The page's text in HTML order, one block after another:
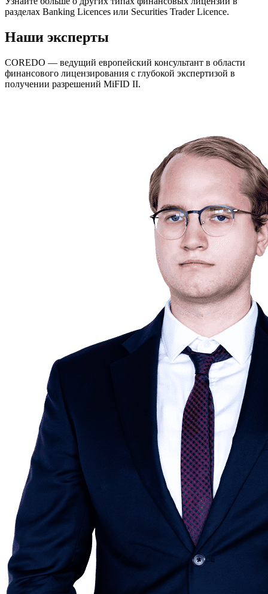
разделах Banking Licences или Securities Trader Licence.
Наши эксперты
COREDO — ведущий европейский консультант в области
финансового лицензирования с глубокой экспертизой в
получении разрешений MiFID II.